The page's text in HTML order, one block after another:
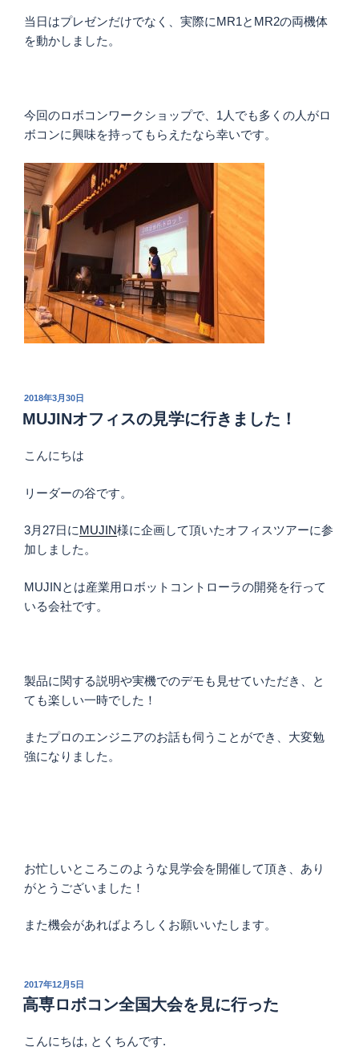
当日はプレゼンだけでなく、実際にMR1とMR2の両機体
を動かしました。
今回のロボコンワークショップで、1人でも多くの人がロ
ボコンに興味を持ってもらえたなら幸いです。
投
稿
日:
2018年3月30日
MUJINオフィスの見学に行きました！
こんにちは
リーダーの谷です。
3月27日にMUJIN様に企画して頂いたオフィスツアーに参
加しました。
MUJINとは産業用ロボットコントローラの開発を行って
いる会社です。
製品に関する説明や実機でのデモも見せていただき、と
ても楽しい一時でした！
またプロのエンジニアのお話も伺うことができ、大変勉
強になりました。
お忙しいところこのような見学会を開催して頂き、あり
がとうございました！
また機会があればよろしくお願いいたします。
投
稿
日:
2017年12月5日
高専ロボコン全国大会を見に行った
こんにちは, とくちんです.